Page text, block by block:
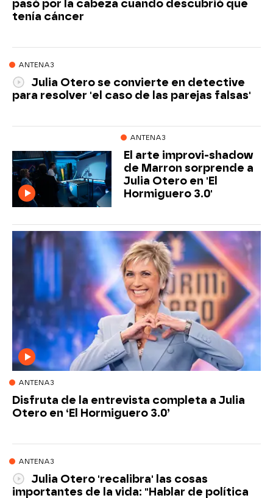
pasó por la cabeza cuando descubrió que
tenía cáncer
ANTENA3
Julia Otero se convierte en detective
para resolver 'el caso de las parejas falsas'
ANTENA3
El arte improvi-shadow
de Marron sorprende a
Julia Otero en 'El
Hormiguero 3.0'
ANTENA3
Disfruta de la entrevista completa a Julia
Otero en ‘El Hormiguero 3.0’
ANTENA3
Julia Otero 'recalibra' las cosas
importantes de la vida: "Hablar de política